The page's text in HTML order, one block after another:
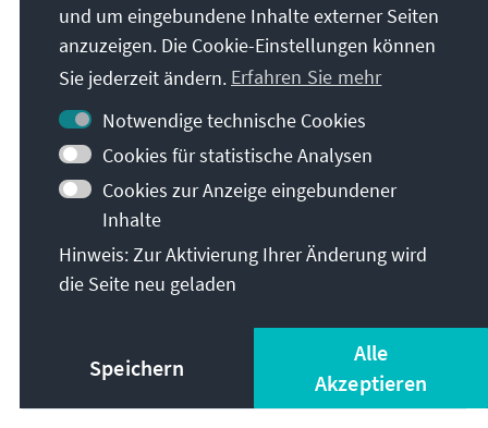
Christen in Israel
Herunterladen
und um eingebundene Inhalte externer Seiten
anzuzeigen. Die Cookie-Einstellungen können
Sie jederzeit ändern. Erfahren Sie mehr
Notwendige technische Cookies
Cookies für statistische Analysen
Cookies zur Anzeige eingebundener
Inhalte
Hinweis: Zur Aktivierung Ihrer Änderung wird
die Seite neu geladen
Speichern
Alle
Akzeptieren